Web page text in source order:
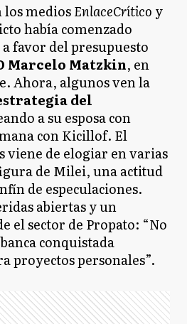
mediosEnlaceCrítico y
había comenzado
favor del presupuesto
Marcelo Matzkin, en
Ahora, algunos ven la
del
a su esposa con
con Kicillof. El
viene de elogiar en varias
de Milei, una actitud
de especulaciones.
abiertas y un
el sector de Propato: “No
conquistada
proyectos personales”.